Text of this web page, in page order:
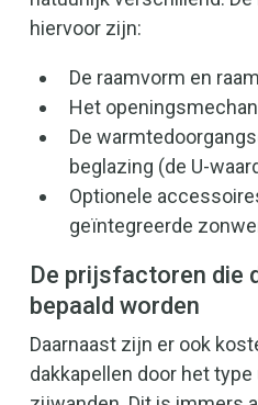
hiervoor zijn:
De raamvorm en
Het
De
beglazing (de U-
Optionele
geïntegreerde
De prijsfactoren die
bepaald worden
Daarnaast zijn er ook
dakkapellen door het